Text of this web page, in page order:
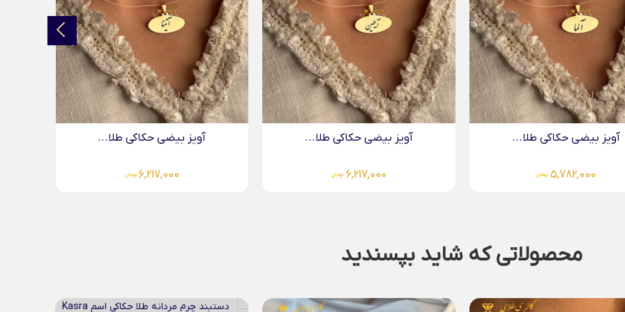
آویز بیضی حکاکی طلا...
6,217,000 تومان
آویز بیضی حکاکی طلا...
6,217,000 تومان
آویز دایره حکاکی طلا...
5,782,000 تومان
محصولاتی که شاید بپسندید